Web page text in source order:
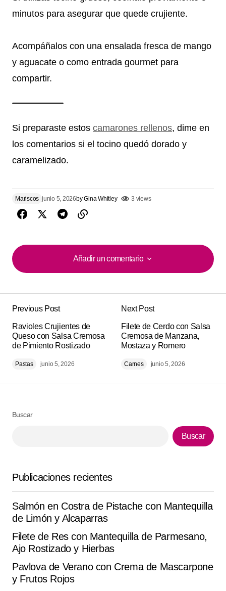
minutos para asegurar que quede crujiente.
Acompáñalos con una ensalada fresca de mango
y aguacate o como entrada gourmet para
compartir.
Si preparaste estos camarones rellenos, dime en
los comentarios si el tocino quedó dorado y
caramelizado.
Mariscos junio 5, 2026byGina Whitley 3 views
Añadir un comentario
Añadir un comentario
publicada. Los campos obligatorios están
marcados con*
Comment*
Submit Comment
Previous Post
Ravioles Crujientes de
Queso con Salsa Cremosa
de Pimiento Rostizado
Pastas junio 5, 2026
Next Post
Filete de Cerdo con Salsa
Cremosa de Manzana,
Mostaza y Romero
Carnes junio 5, 2026
Buscar
Buscar
Publicaciones recientes
Salmón en Costra de Pistache con Mantequilla
de Limón y Alcaparras
Filete de Res con Mantequilla de Parmesano,
Ajo Rostizado y Hierbas
Pavlova de Verano con Crema de Mascarpone
y Frutos Rojos